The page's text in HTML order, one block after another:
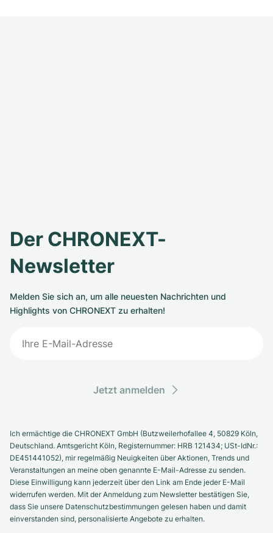
Der CHRONEXT-
Newsletter
Melden Sie sich an, um alle neuesten Nachrichten und
Highlights von CHRONEXT zu erhalten!
Jetzt anmelden
Ich ermächtige die CHRONEXT GmbH (Butzweilerhofallee 4, 50829 Köln,
Deutschland. Amtsgericht Köln, Registernummer: HRB 121434; USt-IdNr.:
DE451441052), mir regelmäßig Neuigkeiten über Aktionen, Trends und
Veranstaltungen an meine oben genannte E-Mail-Adresse zu senden.
Diese Einwilligung kann jederzeit über den Link am Ende jeder E-Mail
widerrufen werden. Mit der Anmeldung zum Newsletter bestätigen Sie,
dass Sie unsere Datenschutzbestimmungen gelesen haben und damit
einverstanden sind, personalisierte Angebote zu erhalten.